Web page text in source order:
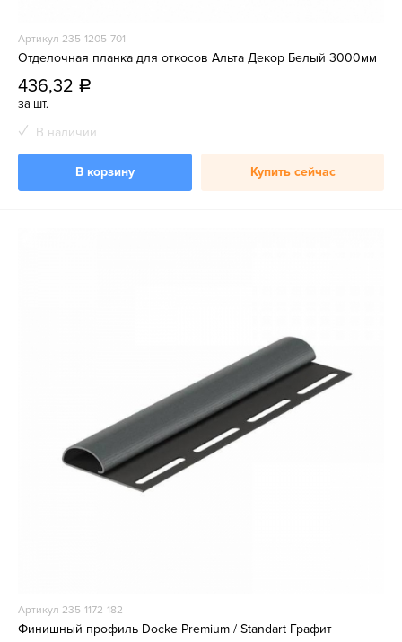
Артикул 235-1205-701
Отделочная планка для откосов Альта Декор Белый 3000мм
436,32 a
за шт.
В наличии
В корзину Купить сейчас
Артикул 235-1172-182
Финишный профиль Docke Premium / Standart Графит